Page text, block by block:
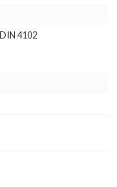
4102